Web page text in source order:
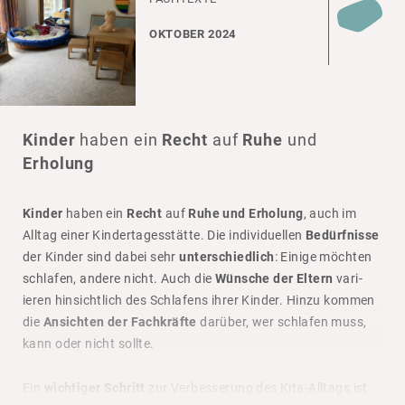
Die Autorenerläutern, wie Räume sowohl
als
auch
Autonomie ermög­li­chen können. Auch aktu­elle
Themen wieNachhaltigkeit
werden aufge­griffen.
Die reich bebil­derte Publi­ka­tion richtet sich anKita-
Leitungen, pädagogische Fachkräfte
Orientierung für Neu- und Umbauprojektesowie die
Optimierung bestehender Räumlichkeitenin Krippen.
Das Themen­heft ist ab sofort im Buch­handel erhält­lich oder
kann über nach­ste­henden Link direkt bestellt werden
Herder Shop
OKTOBER 2024
Kinder haben ein Recht auf Ruhe und
Erholung
Kinder haben ein Recht auf Ruhe und Erholung, auch im
Alltag einer Kinder­ta­ges­stätte. Die indi­vi­du­ellen Bedürfnisse
der Kinder sind dabei sehr unterschiedlich: Einige möchten
schlafen, andere nicht. Auch die Wünsche der Eltern vari­
ieren hinsicht­lich des Schla­fens ihrer Kinder. Hinzu kommen
die Ansichten der Fachkräfte darüber, wer schlafen muss,
kann oder nicht sollte.
Ein wichtiger Schritt
zur Verbes­se­rung des Kita-Alltags ist